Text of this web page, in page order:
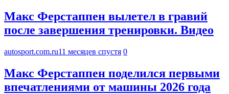
Макс Ферстаппен вылетел в гравий
после завершения тренировки. Видео
autosport.com.ru11 месяцев спустя 0
Макс Ферстаппен поделился первыми
впечатлениями от машины 2026 года